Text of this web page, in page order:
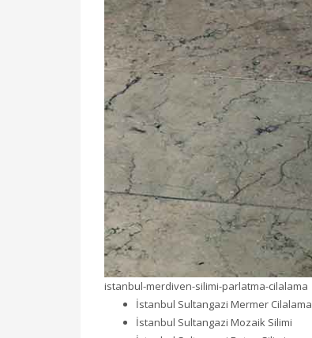
istanbul-merdiven-silimi-parlatma-cilalama
İstanbul Sultangazi Mermer Cilalama
İstanbul Sultangazi Mozaik Silimi